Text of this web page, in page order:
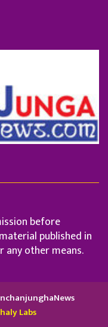
before
published in
any other means.
Labs